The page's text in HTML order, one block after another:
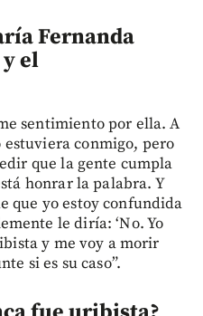
Fernanda
el
sentimiento por ella. A
conmigo, pero
que la gente cumpla
honrar la palabra. Y
que yo estoy confundida
le diría: ‘No. Yo
y me voy a morir
si es su caso”.